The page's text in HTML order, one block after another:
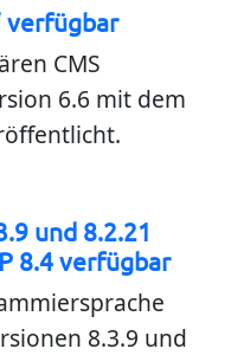
verfügbar
CMS
6.6 mit dem
und 8.2.21
8.4 verfügbar
8.3.9 und